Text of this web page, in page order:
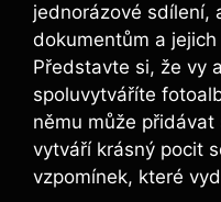
jednorázové sdílení,
dokumentům‍ a
Představte si, že vy
spoluvytváříte
němu může
vytváří krásný pocit
vzpomínek, které‍